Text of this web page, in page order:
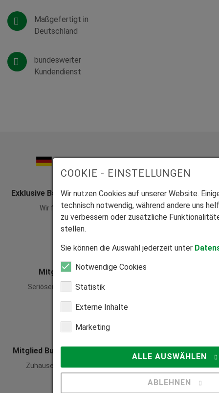
Maßgefertigt in
Deutschland
bundesweiter
Kundendienst
Exklusive Bauelemente aus vier zertifizierten Werken
Wir fertigen alle Produkte individuell auf Maß.
Mitglied Bundesverband Direktvertrieb
Seriöser Direktvertrieb zum Nutzen unserer Kunden.
Mitglied Bundesverband Rollladen und Sonnenschutz
Zuhause in der Rollladen- und Sonnenschutzbranche.
COOKIE - EINSTELLUNGEN
Wir nutzen Cookies auf unserer Website.
technisch notwendig, während andere uns
zu verbessern oder zusätzliche
stellen.
Sie können die Auswahl jederzeit unter
Notwendige Cookies
Statistik
Externe Inhalte
Marketing
ALLE AUSWÄHLEN
ABLEHNEN